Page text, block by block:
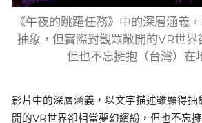
《午夜的跳躍任務》中的深層涵義
抽象，但實際對觀眾敞開的VR世界
但也不忘擁抱（台灣）在
影片中的深層涵義，以文字描述雖顯得抽
開的VR世界卻相當夢幻繽紛，但也不忘